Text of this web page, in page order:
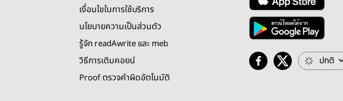
เงื่อนไขในการใช้บริการ
นโยบายความเป็นส่วนตัว
รู้จัก readAwrite และ meb
วิธีการเติมคอยน์
Proof ตรวจคำผิดอัตโนมัติ
ปกติ